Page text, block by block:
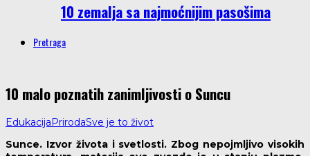
10 zemalja sa najmoćnijim pasošima
Pretraga
10 malo poznatih zanimljivosti o Suncu
Edukacija PrirodaSve je to život
Sunce. Izvor života i svetlosti. Zbog nepojmljivo visokih